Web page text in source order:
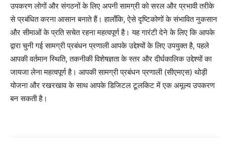
उपकरण लोगों और संगठनों के लिए अपनी सामग्री को सरल और प्रभावी तरीके
से प्रबंधित करना आसान बनाते हैं। हालाँकि, ऐसे दृष्टिकोणों के संभावित नुकसान
और सीमाओं के प्रति सचेत रहना महत्वपूर्ण है। यह गारंटी देने के लिए कि आपके
द्वारा चुनी गई सामग्री प्रबंधन प्रणाली आपके उद्देश्यों के लिए उपयुक्त है, पहले
आपकी वर्तमान स्थिति, तकनीकी विशेषज्ञता के स्तर और दीर्घकालिक उद्देश्यों का
जायजा लेना महत्वपूर्ण है। आपकी सामग्री प्रबंधन प्रणाली (सीएमएस) थोड़ी
योजना और रखरखाव के साथ आपके डिजिटल टूलकिट में एक अमूल्य उपकरण
बन सकती है।